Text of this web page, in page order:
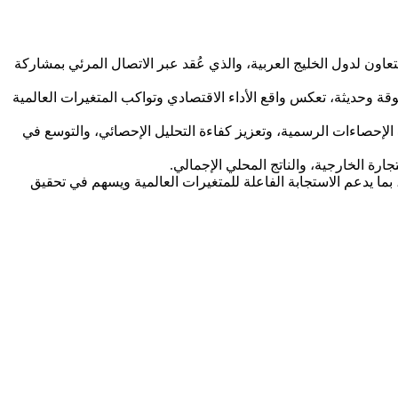
لدول الخليج العربية، والذي عُقد عبر الاتصال المرئي بمشاركة
تعكس واقع الأداء الاقتصادي وتواكب المتغيرات العالمية
الرسمية، وتعزيز كفاءة التحليل الإحصائي، والتوسع في
الخارجية، والناتج المحلي الإجمالي.
بما يدعم الاستجابة الفاعلة للمتغيرات العالمية ويسهم في تحقيق